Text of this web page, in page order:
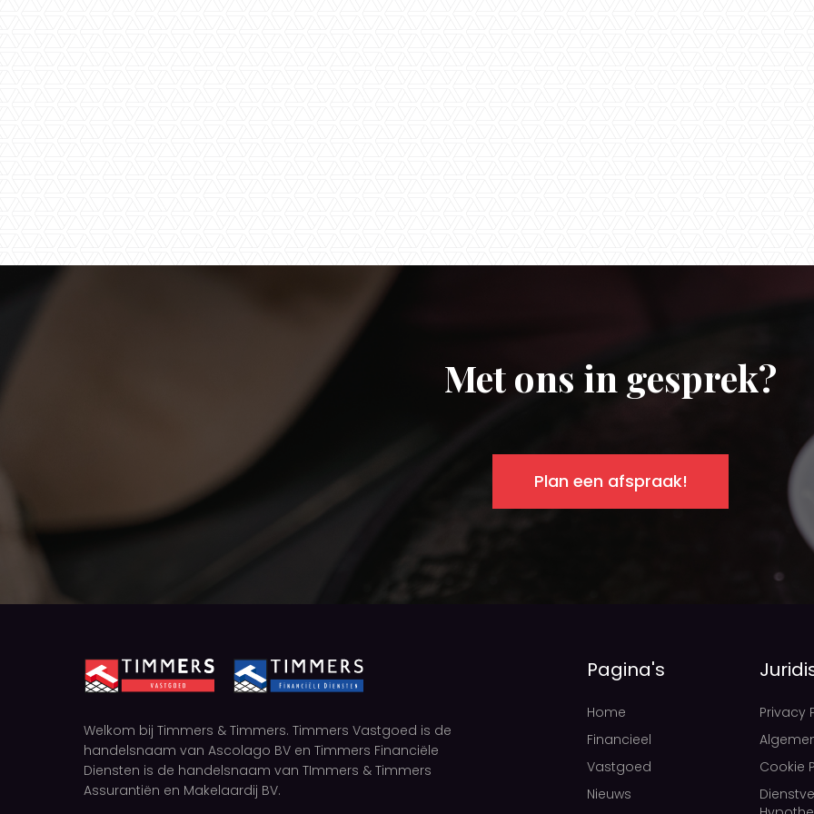
Met ons in gesprek?
Plan een afspraak!
Welkom bij Timmers & Timmers. Timmers Vastgoed is de
handelsnaam van Ascolago BV en Timmers Financiële
Diensten is de handelsnaam van TImmers & Timmers
Assurantiën en Makelaardij BV.
Pagina's
Home
Financieel
Vastgoed
Nieuws
Privacy
Cookie